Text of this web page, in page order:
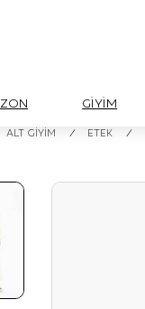
GİYİM
ALT GİYİM / ETEK /